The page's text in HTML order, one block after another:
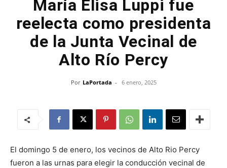
María Elisa Luppi fue
reelecta como presidenta
de la Junta Vecinal de
Alto Río Percy
Por LaPortada - 6 enero, 2025
El domingo 5 de enero, los vecinos de Alto Rio Percy
fueron a las urnas para elegir la conducción vecinal de